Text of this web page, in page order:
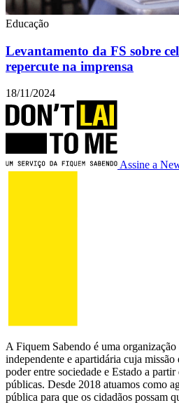
Educação
Levantamento da FS sobre
repercute na imprensa
18/11/2024
Assine a
A Fiquem Sabendo é uma
independente e apartidária cuja
poder entre sociedade e Estado a
públicas. Desde 2018 atuamos como
pública para que os cidadãos possam